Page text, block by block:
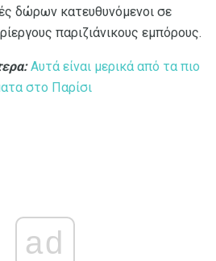
δώρων κατευθυνόμενοι σε
παριζιάνικους εμπόρους.
Αυτά είναι μερικά από τα πιο
στο Παρίσι
ad